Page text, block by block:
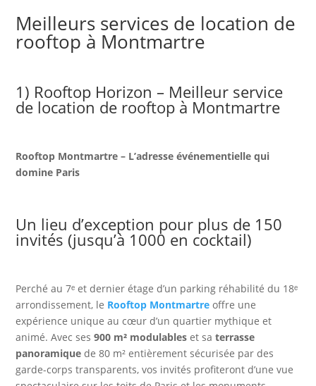
Meilleurs services de location de
rooftop à Montmartre
1) Rooftop Horizon – Meilleur service
de location de rooftop à Montmartre
Rooftop Montmartre – L’adresse événementielle qui
domine Paris
Un lieu d’exception pour plus de 150
invités (jusqu’à 1000 en cocktail)
Perché au 7ᵉ et dernier étage d’un parking réhabilité du 18ᵉ
arrondissement, le Rooftop Montmartre offre une
expérience unique au cœur d’un quartier mythique et
animé. Avec ses900 m² modulables et saterrasse
panoramique de 80 m² entièrement sécurisée par des
garde-corps transparents, vos invités profiteront d’une vue